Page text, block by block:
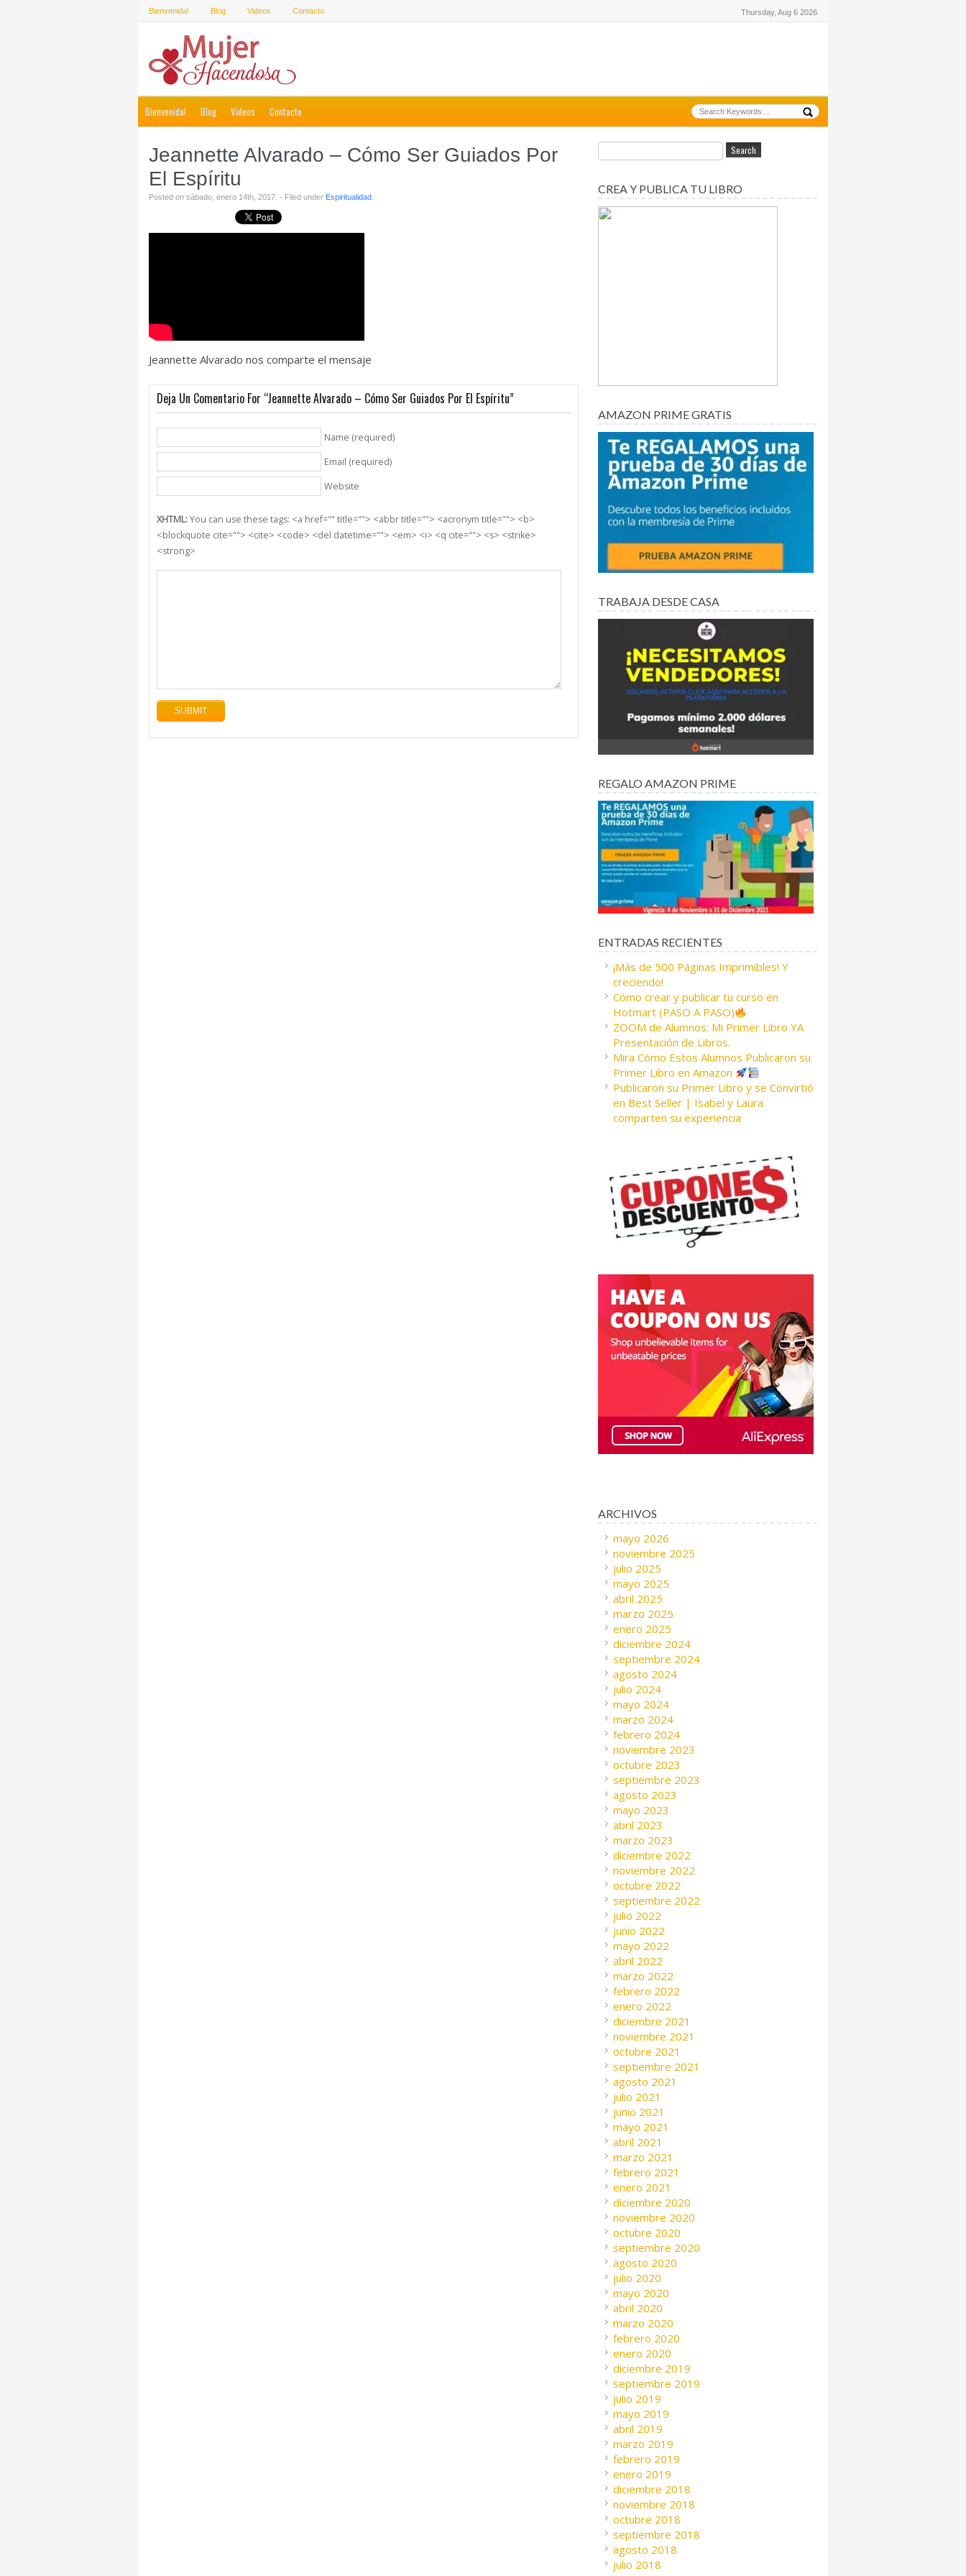
Bienvenida! Blog Videos Contacto Thursday, Aug 6 2026
Bienvenida! Blog Videos Contacto
Jeannette Alvarado – Cómo Ser Guiados Por
El Espíritu
Posted on sábado, enero 14th, 2017. - Filed under Espiritualidad
Jeannette Alvarado nos comparte el mensaje
Deja Un Comentario For “Jeannette Alvarado – Cómo Ser Guiados Por El Espíritu”
Name (required)
Email (required)
Website
XHTML:You can use these tags: <a href="" title=""> <abbr title=""> <acronym title=""> <b>
<blockquote cite=""> <cite> <code> <del datetime=""> <em> <i> <q cite=""> <s> <strike>
<strong>
CREA Y PUBLICA TU LIBRO
AMAZON PRIME GRATIS
TRABAJA DESDE CASA
REGALO AMAZON PRIME
ENTRADAS RECIENTES
¡Más de 500 Páginas Imprimibles! Y
creciendo!
Cómo crear y publicar tu curso en
Hotmart (PASO A PASO)
ZOOM de Alumnos: Mi Primer Libro YA
Presentación de Libros.
Mira Cómo Estos Alumnos Publicaron su
Primer Libro en Amazon
Publicaron su Primer Libro y se Convirtió
en Best Seller | Isabel y Laura
comparten su experiencia
ARCHIVOS
mayo 2026
noviembre 2025
julio 2025
mayo 2025
abril 2025
marzo 2025
enero 2025
diciembre 2024
septiembre 2024
agosto 2024
julio 2024
mayo 2024
marzo 2024
febrero 2024
noviembre 2023
octubre 2023
septiembre 2023
agosto 2023
mayo 2023
abril 2023
marzo 2023
diciembre 2022
noviembre 2022
octubre 2022
septiembre 2022
julio 2022
junio 2022
mayo 2022
abril 2022
marzo 2022
febrero 2022
enero 2022
diciembre 2021
noviembre 2021
octubre 2021
septiembre 2021
agosto 2021
julio 2021
junio 2021
mayo 2021
abril 2021
marzo 2021
febrero 2021
enero 2021
diciembre 2020
noviembre 2020
octubre 2020
septiembre 2020
agosto 2020
julio 2020
mayo 2020
abril 2020
marzo 2020
febrero 2020
enero 2020
diciembre 2019
septiembre 2019
julio 2019
mayo 2019
abril 2019
marzo 2019
febrero 2019
enero 2019
diciembre 2018
noviembre 2018
octubre 2018
septiembre 2018
agosto 2018
julio 2018